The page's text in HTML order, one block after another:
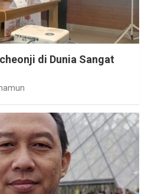
di Dunia Sangat